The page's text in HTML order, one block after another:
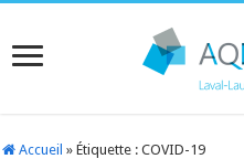
Accueil » Étiquette :COVID-19